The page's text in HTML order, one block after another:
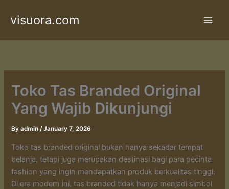
visuora.com
Toko Tas Branded Original
Yang Wajib Dikunjungi
Byadmin/January 7, 2026
Toko tas branded original bukan hanya sekadar tempat
belanja, tetapi juga merupakan destinasi bagi para pecinta
fashion yang ingin mendapatkan produk berkualitas tinggi.
Di era modern ini, tas branded tidak hanya menjadi simbol